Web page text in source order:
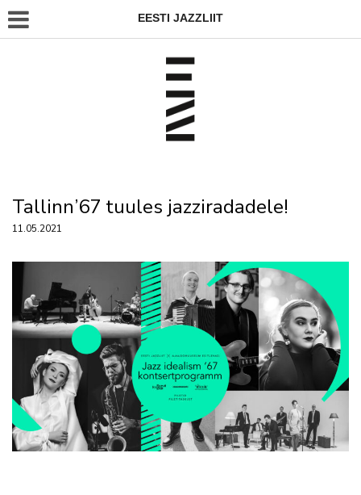
EESTI JAZZLIIT
Tallinn’67 tuules jazziradadele!
11.05.2021